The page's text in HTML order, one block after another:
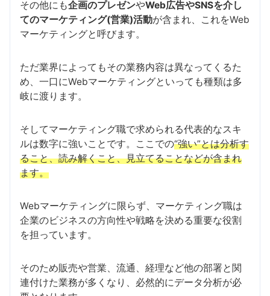
その他にも企画のプレゼンやWeb広告やSNSを介し
てのマーケティング(営業)活動が含まれ、これをWeb
マーケティングと呼びます。
ただ業界によってもその業務内容は異なってくるた
め、一口にWebマーケティングといっても種類は多
岐に渡ります。
そしてマーケティング職で求められる代表的なスキ
ルは数字に強いことです。ここでの“強い”とは分析す
ること、読み解くこと、見立てることなどが含まれ
ます。
Webマーケティングに限らず、マーケティング職は
企業のビジネスの方向性や戦略を決める重要な役割
を担っています。
そのため販売や営業、流通、経理など他の部署と関
連付けた業務が多くなり、必然的にデータ分析が必